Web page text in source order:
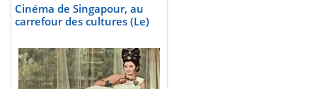
Cinéma de Singapour, au
carrefour des cultures (Le)